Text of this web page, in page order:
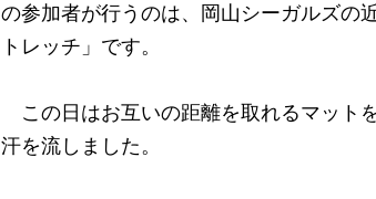
の参加者が行うのは、岡山シーガルズの
トレッチ」です。
この日はお互いの距離を取れるマット
汗を流しました。